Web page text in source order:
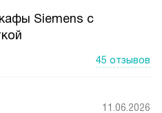
Siemens с
45 отзывов
11.06.2026